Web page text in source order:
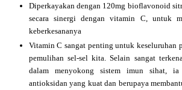
Diperkayakan dengan 120mg bioflavonoid
secara sinergi dengan vitamin C, untuk
keberkesananya
Vitamin C sangat penting untuk keseluruhan
pemulihan sel-sel kita. Selain sangat
dalam menyokong sistem imun sihat, ia
antioksidan yang kuat dan berupaya